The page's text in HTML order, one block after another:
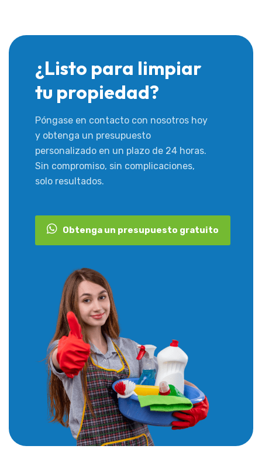
¿Listo para limpiar
tu propiedad?
Póngase en contacto con nosotros hoy
y obtenga un presupuesto
personalizado en un plazo de 24 horas.
Sin compromiso, sin complicaciones,
solo resultados.
Obtenga un presupuesto gratuito